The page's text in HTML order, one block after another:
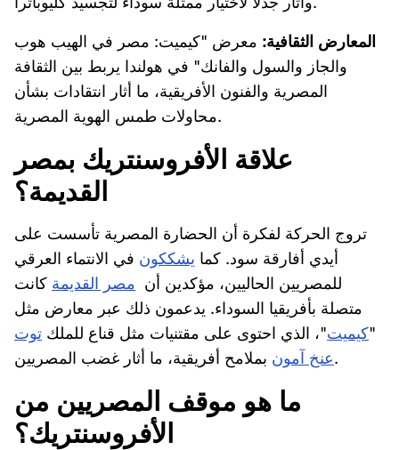
المعارض الثقافية: معرض "كيميت: مصر في الهيب هوب
والجاز والسول والفانك" في هولندا يربط بين الثقافة
المصرية والفنون الأفريقية، ما أثار انتقادات بشأن
محاولات طمس الهوية المصرية.
علاقة الأفروسنتريك بمصر
القديمة؟
تروج الحركة لفكرة أن الحضارة المصرية تأسست على
أيدي أفارقة سود. كما يشككون في الانتماء العرقي
للمصريين الحاليين، مؤكدين أن مصر القديمة كانت
متصلة بأفريقيا السوداء. يدعمون ذلك عبر معارض مثل
"كيميت"، الذي احتوى على مقتنيات مثل قناع للملك توت
عنخ آمونبملامح أفريقية، ما أثار غضب المصريين.
ما هو موقف المصريين من
الأفروسنتريك؟